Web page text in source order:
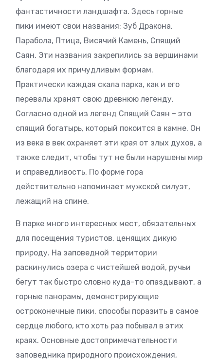
фантастичности ландшафта. Здесь горные
пики имеют свои названия: Зуб Дракона,
Парабола, Птица, Висячий Камень, Спящий
Саян. Эти названия закрепились за вершинами
благодаря их причудливым формам.
Практически каждая скала парка, как и его
перевалы хранят свою древнюю легенду.
Согласно одной из легенд Спящий Саян – это
спящий богатырь, который покоится в камне. Он
из века в век охраняет эти края от злых духов, а
также следит, чтобы тут не были нарушены мир
и справедливость. По форме гора
действительно напоминает мужской силуэт,
лежащий на спине.
В парке много интересных мест, обязательных
для посещения туристов, ценящих дикую
природу. На заповедной территории
раскинулись озера с чистейшей водой, ручьи
бегут так быстро словно куда-то опаздывают, а
горные панорамы, демонстрирующие
остроконечные пики, способы поразить в самое
сердце любого, кто хоть раз побывал в этих
краях. Основные достопримечательности
заповедника природного происхождения,